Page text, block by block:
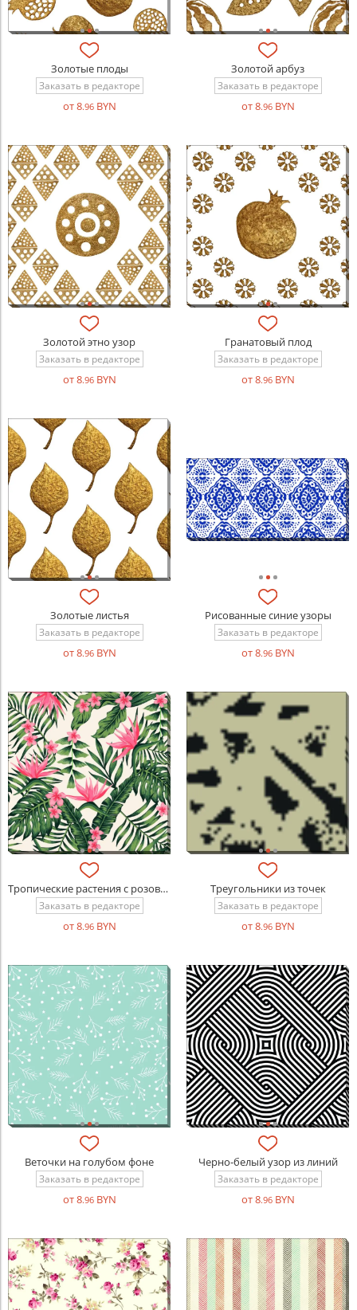
Золотые плоды
Заказать в редакторе
от 8.96BYN
Золотой арбуз
Заказать в редакторе
от 8.96BYN
Золотой этно узор
Заказать в редакторе
от 8.96BYN
Гранатовый плод
Заказать в редакторе
от 8.96BYN
Золотые листья
Заказать в редакторе
от 8.96BYN
Рисованные синие узоры
Заказать в редакторе
от 8.96BYN
Тропические растения с розовыми цветами
Заказать в редакторе
от 8.96BYN
Треугольники из точек
Заказать в редакторе
от 8.96BYN
Веточки на голубом фоне
Заказать в редакторе
от 8.96BYN
Черно-белый узор из линий
Заказать в редакторе
от 8.96BYN